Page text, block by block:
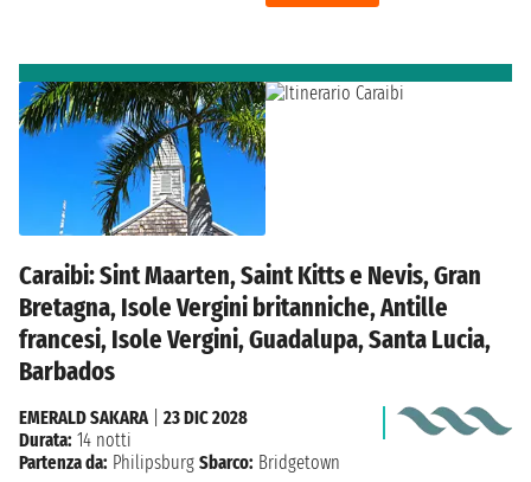
Caraibi: Sint Maarten, Saint Kitts e Nevis, Gran
Bretagna, Isole Vergini britanniche, Antille
francesi, Isole Vergini, Guadalupa, Santa Lucia,
Barbados
EMERALD SAKARA| 23 DIC 2028
Durata: 14 notti
Partenza da: Philipsburg Sbarco: Bridgetown